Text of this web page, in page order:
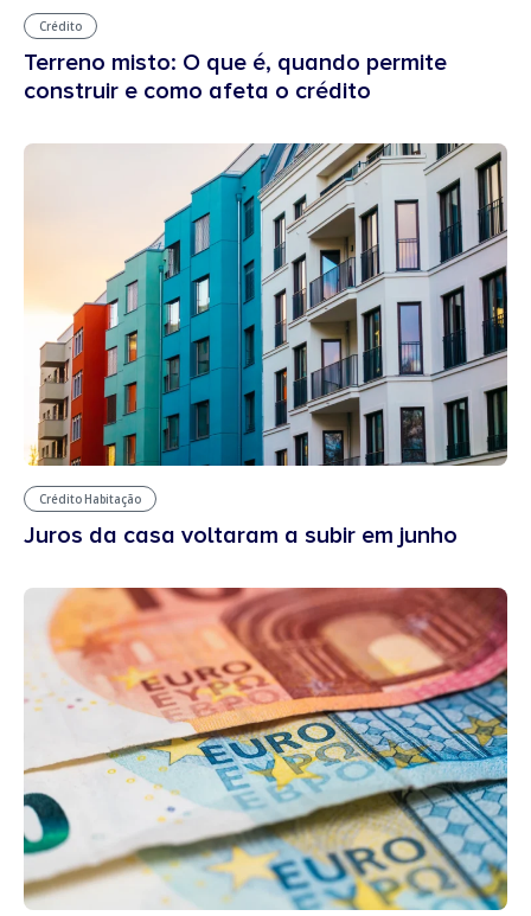
Crédito
Terreno misto: O que é, quando permite
construir e como afeta o crédito
Crédito Habitação
Juros da casa voltaram a subir em junho